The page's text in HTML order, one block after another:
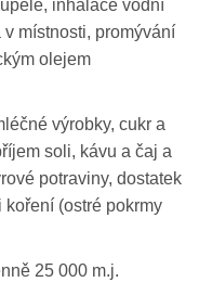
inhalace vodní
místnosti, promývání
olejem
výrobky, cukr a
soli, kávu a čaj a
potraviny, dostatek
koření (ostré pokrmy
25 000 m.j.